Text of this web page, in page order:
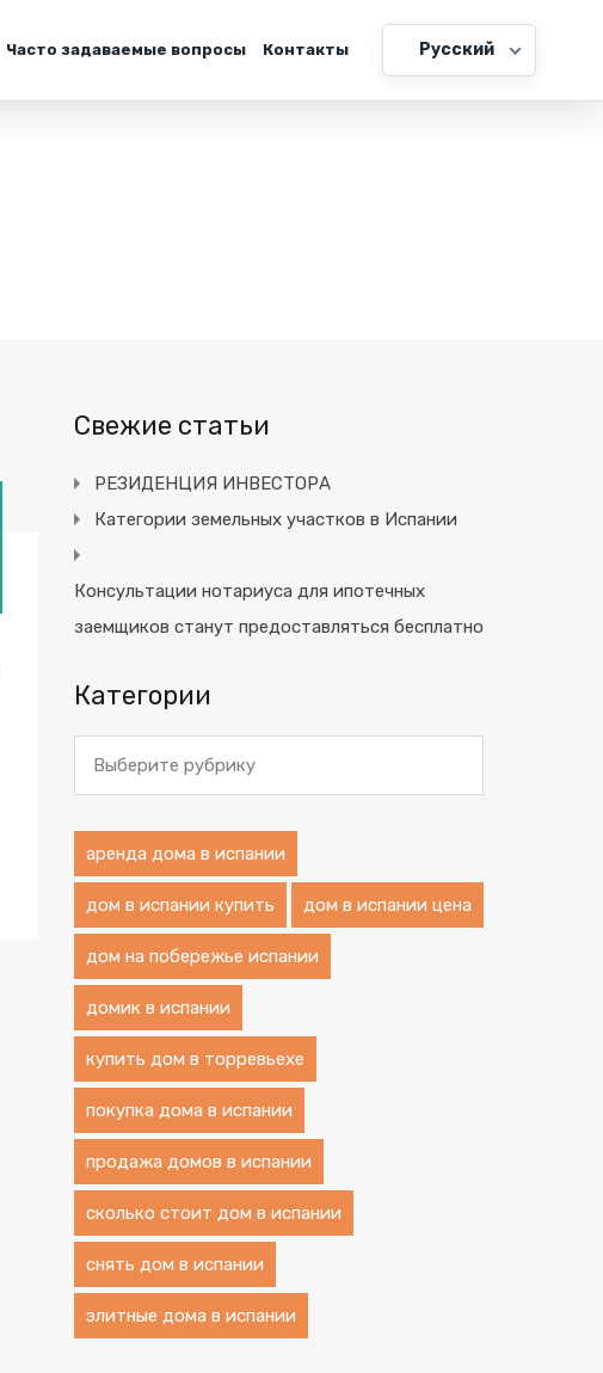
Часто задаваемые вопросы Контакты Русский
Свежие статьи
РЕЗИДЕНЦИЯ ИНВЕСТОРА
Категории земельных участков в Испании
Консультации нотариуса для ипотечных
заемщиков станут предоставляться бесплатно
Категории
аренда дома в испании
дом в испании купить дом в испании цена
дом на побережье испании
домик в испании
купить дом в торревьехе
покупка дома в испании
продажа домов в испании
сколько стоит дом в испании
снять дом в испании
элитные дома в испании